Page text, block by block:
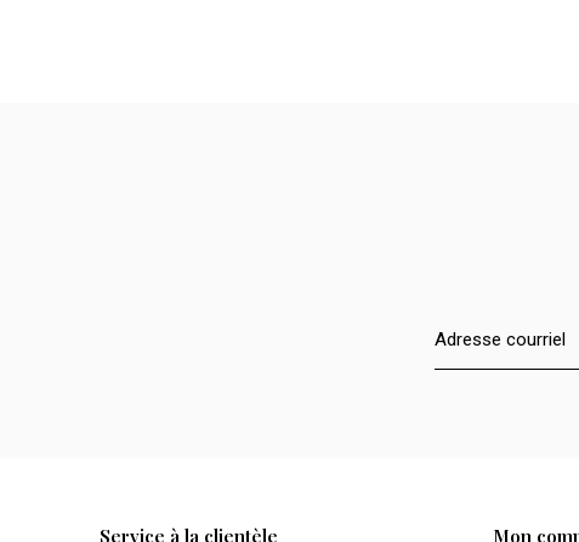
Service à la clientèle Mon